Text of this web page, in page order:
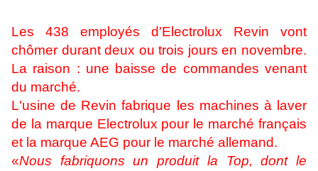
Les 438 employés d'Electrolux Revin vont
chômer durant deux ou trois jours en novembre.
La raison : une baisse de commandes venant
du marché.
L'usine de Revin fabrique les machines à laver
de la marque Electrolux pour le marché français
et la marque AEG pour le marché allemand.
«Nous fabriquons un produit la Top, dont le